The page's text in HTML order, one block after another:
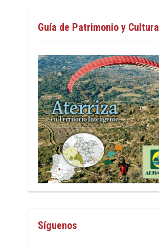
Guía de Patrimonio y Cultura
Síguenos